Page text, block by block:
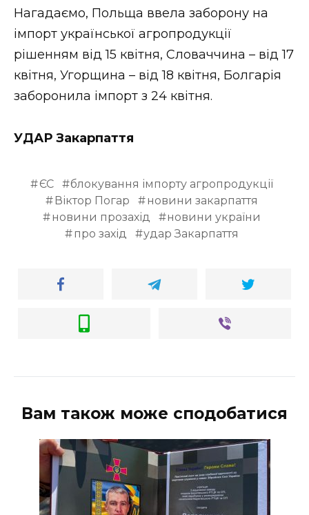
Нагадаємо, Польща ввела заборону на
імпорт української агропродукції
рішенням від 15 квітня, Словаччина – від 17
квітня, Угорщина – від 18 квітня, Болгарія
заборонила імпорт з 24 квітня.
УДАР Закарпаття
ЄС
блокування імпорту агропродукції
Віктор Погар
новини закарпаття
новини прозахід
новини україни
про захід
удар Закарпаття
Вам також може сподобатися